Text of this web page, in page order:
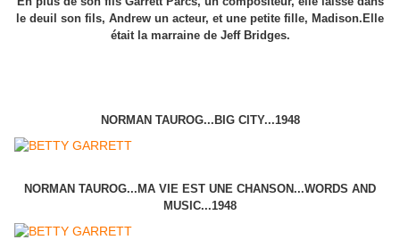
le deuil son fils, Andrew un acteur, et une petite fille, Madison.Elle
était la marraine de Jeff Bridges.
NORMAN TAUROG...BIG CITY...1948
NORMAN TAUROG...MA VIE EST UNE CHANSON...WORDS AND
MUSIC...1948